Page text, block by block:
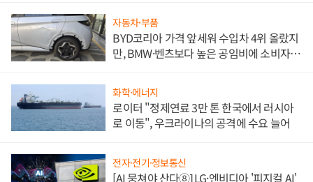
자동차·부품
BYD코리아 가격 앞세워 수입차 4위 올랐지
만, BMW·벤츠보다 높은 공임비에 소비자
화학·에너지
로이터 "정제연료 3만 톤 한국에서 러시아
로 이동", 우크라이나의 공격에 수요 늘어
전자·전기·정보통신
[AI 뭉쳐야 산다⑧] LG·엔비디아 '피지컬 AI'